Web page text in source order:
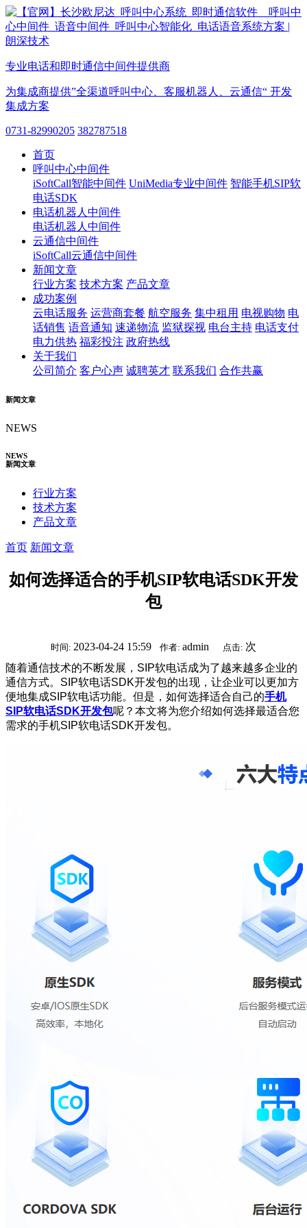
专业电话和即时通信中间件提供商
为集成商提供”全渠道呼叫中心、客服机器人、云通信“ 开发
集成方案
0731-82990205 382787518
首页
呼叫中心中间件
iSoftCall智能中间件 UniMedia专业中间件 智能手机SIP软
电话SDK
电话机器人中间件
电话机器人中间件
云通信中间件
iSoftCall云通信中间件
新闻文章
行业方案 技术方案 产品文章
成功案例
云电话服务 运营商套餐 航空服务 集中租用 电视购物 电
话销售 语音通知 速递物流 监狱探视 电台主持 电话支付
电力供热 福彩投注 政府热线
关于我们
公司简介 客户心声 诚聘英才 联系我们 合作共赢
新闻文章
NEWS
NEWS
新闻文章
行业方案
技术方案
产品文章
首页 新闻文章
如何选择适合的手机SIP软电话SDK开发
包
时间: 2023-04-24 15:59 作者: admin 点击: 次
随着通信技术的不断发展，SIP软电话成为了越来越多企业的
通信方式。SIP软电话SDK开发包的出现，让企业可以更加方
便地集成SIP软电话功能。但是，如何选择适合自己的手机
SIP软电话SDK开发包呢？本文将为您介绍如何选择最适合您
需求的手机SIP软电话SDK开发包。